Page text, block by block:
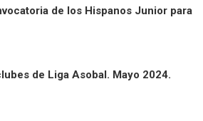
de los Hispanos Junior para
de Liga Asobal. Mayo 2024.